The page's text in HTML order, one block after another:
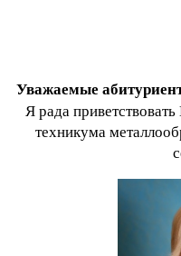
Уважаемые
Я рада
техникума